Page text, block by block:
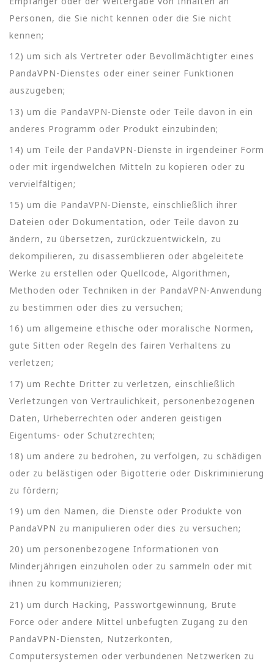
Personen, die Sie nicht kennen oder die Sie nicht
kennen;
12) um sich als Vertreter oder Bevollmächtigter eines
PandaVPN-Dienstes oder einer seiner Funktionen
auszugeben;
13) um die PandaVPN-Dienste oder Teile davon in ein
anderes Programm oder Produkt einzubinden;
14) um Teile der PandaVPN-Dienste in irgendeiner Form
oder mit irgendwelchen Mitteln zu kopieren oder zu
vervielfältigen;
15) um die PandaVPN-Dienste, einschließlich ihrer
Dateien oder Dokumentation, oder Teile davon zu
ändern, zu übersetzen, zurückzuentwickeln, zu
dekompilieren, zu disassemblieren oder abgeleitete
Werke zu erstellen oder Quellcode, Algorithmen,
Methoden oder Techniken in der PandaVPN-Anwendung
zu bestimmen oder dies zu versuchen;
16) um allgemeine ethische oder moralische Normen,
gute Sitten oder Regeln des fairen Verhaltens zu
verletzen;
17) um Rechte Dritter zu verletzen, einschließlich
Verletzungen von Vertraulichkeit, personenbezogenen
Daten, Urheberrechten oder anderen geistigen
Eigentums- oder Schutzrechten;
18) um andere zu bedrohen, zu verfolgen, zu schädigen
oder zu belästigen oder Bigotterie oder Diskriminierung
zu fördern;
19) um den Namen, die Dienste oder Produkte von
PandaVPN zu manipulieren oder dies zu versuchen;
20) um personenbezogene Informationen von
Minderjährigen einzuholen oder zu sammeln oder mit
ihnen zu kommunizieren;
21) um durch Hacking, Passwortgewinnung, Brute
Force oder andere Mittel unbefugten Zugang zu den
PandaVPN-Diensten, Nutzerkonten,
Computersystemen oder verbundenen Netzwerken zu